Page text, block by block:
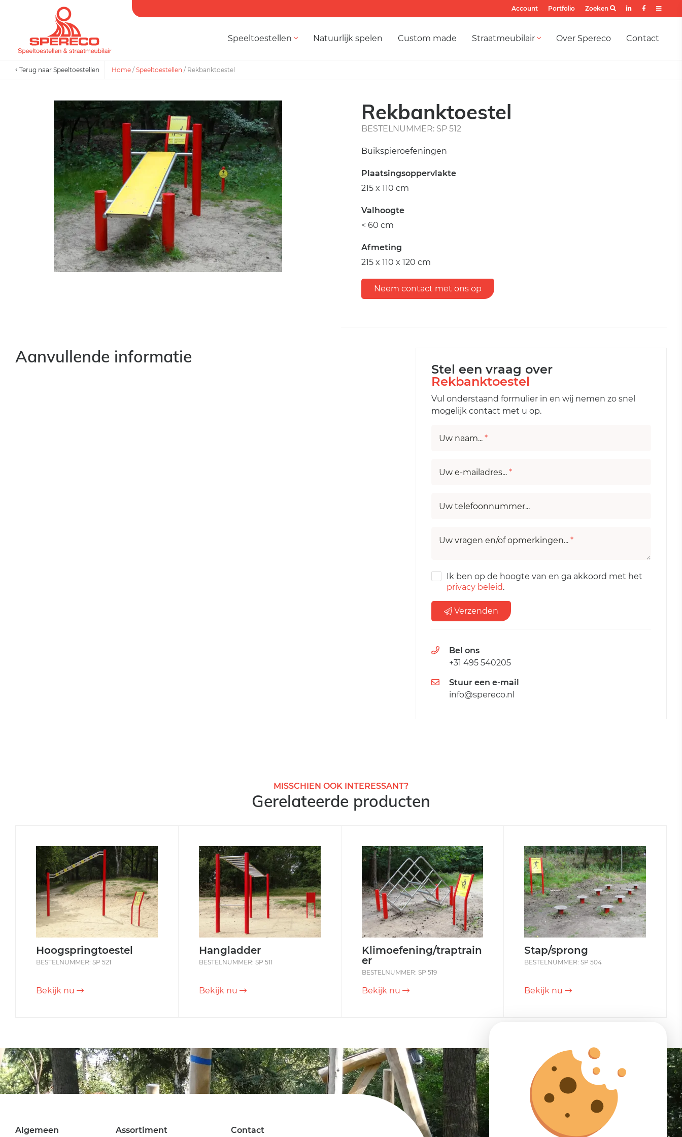
Account Portfolio Zoeken
Speeltoestellen Natuurlijk spelen Custom made Straatmeubilair Over Spereco Contact
Terug naar Speeltoestellen Home / Speeltoestellen / Rekbanktoestel
Rekbanktoestel
BESTELNUMMER: SP 512
Buikspieroefeningen
Plaatsingsoppervlakte
215 x 110 cm
Valhoogte
< 60 cm
Afmeting
215 x 110 x 120 cm
Neem contact met ons op
Aanvullende informatie
Stel een vraag over
Rekbanktoestel
Vul onderstaand formulier in en wij nemen zo snel
mogelijk contact met u op.
Uw naam... *
Uw e-mailadres... *
Uw telefoonnummer...
Uw vragen en/of opmerkingen... *
Ik ben op de hoogte van en ga akkoord met het
privacy beleid.
Verzenden
Bel ons
+31 495 540205
Stuur een e-mail
info@spereco.nl
MISSCHIEN OOK INTERESSANT?
Gerelateerde producten
Hoogspringtoestel
BESTELNUMMER: SP 521
Bekijk nu
Hangladder
BESTELNUMMER: SP 511
Bekijk nu
Klimoefening/traptrain
er
BESTELNUMMER: SP 519
Bekijk nu
Stap/sprong
BESTELNUMMER: SP 504
Bekijk nu
Algemeen Assortiment Contact